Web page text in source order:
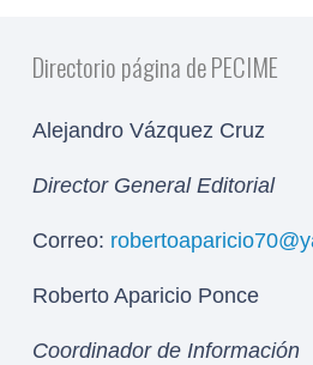
Directorio página de PECIME
Alejandro Vázquez Cruz
Director General Editorial
Correo:
Roberto Aparicio Ponce
Coordinador de Información